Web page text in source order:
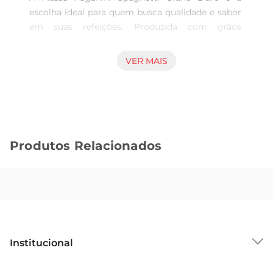
escolha ideal para quem busca qualidade e sabor
em suas refeições. Produzida com grãos
proporciona uma textura al dente perfeita, ideal
Qualidade quefaz a diferença
atenção aos detalhes reflete o compromisso da
VER MAIS
Produtos Relacionados
Institucional